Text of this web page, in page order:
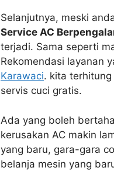
Selanjutnya, meski
Service AC
terjadi. Sama seperti
Rekomendasi layanan
Karawaci. kita
servis cuci gratis.
Ada yang boleh
kerusakan AC makin
yang baru, gara-gara
belanja mesin yang